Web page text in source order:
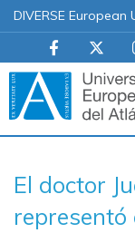
DIVERSE European
principal
El doctor
representó